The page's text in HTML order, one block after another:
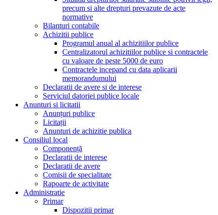
precum si alte drepturi prevazute de acte
normative
Bilanturi contabile
Achizitii publice
Programul anual al achizitiilor publice
Centralizatorul achizitiilor publice si contractele
cu valoare de peste 5000 de euro
Contractele incepand cu data aplicarii
memorandumului
Declaratii de avere si de interese
Serviciul datoriei publice locale
Anunturi si licitatii
Anunțuri publice
Licitații
Anunturi de achizitie publica
Consiliul local
Componență
Declaratii de interese
Declaratii de avere
Comisii de specialitate
Rapoarte de activitate
Administratie
Primar
Dispozitii primar